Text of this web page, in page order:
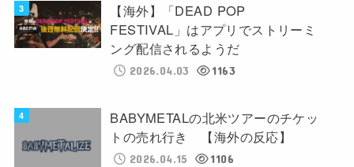
【海外】「DEAD POP
FESTIVAL」はアプリでストリーミ
ング配信されるようだ
2026.04.03 1163
BABYMETALの北米ツアーのチケッ
トの売れ行き 【海外の反応】
2026.04.15 1106